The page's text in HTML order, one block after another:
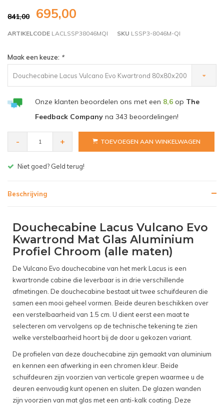
841,00 695,00
ARTIKELCODE LACLSSP38046MQI SKU LSSP3-8046M-QI
Maak een keuze: *
Douchecabine Lacus Vulcano Evo Kwartrond 80x80x200
cm Mat Glas Aluminium Chroom Profiel - €695,00
Onze klanten beoordelen ons met een 8,6op The
Feedback Companyna 343 beoordelingen!
- + TOEVOEGEN AAN WINKELWAGEN
Gratis bezorgen v.a. € 150,- (NL)
Beschrijving
Douchecabine Lacus Vulcano Evo
Kwartrond Mat Glas Aluminium
Profiel Chroom (alle maten)
De Vulcano Evo douchecabine van het merk Lacus is een
kwartronde cabine die leverbaar is in drie verschillende
afmetingen. De douchecabine bestaat uit twee schuifdeuren die
samen een mooi geheel vormen. Beide deuren beschikken over
een verstelbaarheid van 1.5 cm. U dient eerst een maat te
selecteren om vervolgens op de technische tekening te zien
welke verstelbaarheid hoort bij de door u gekozen variant.
De profielen van deze douchecabine zijn gemaakt van aluminium
en kennen een afwerking in een chromen kleur. Beide
schuifdeuren zijn voorzien van verticale grepen waarmee u de
deuren eenvoudig kunt openen en sluiten. De glazen wanden
zijn voorzien van mat glas met een anti-kalk coating. Deze